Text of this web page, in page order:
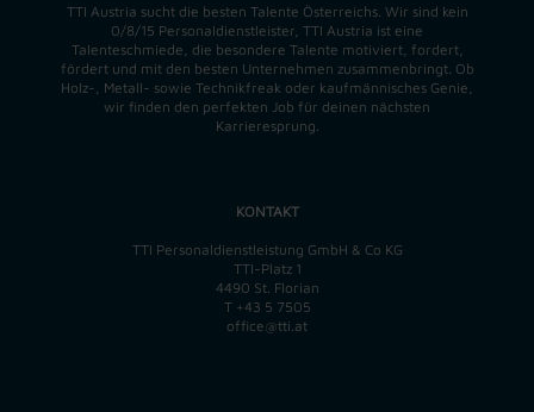
TTI Austria sucht die besten Talente Österreichs. Wir sind kein
0/8/15 Personaldienstleister, TTI Austria ist eine
Talenteschmiede, die besondere Talente motiviert, fordert,
fördert und mit den besten Unternehmen zusammenbringt. Ob
Holz-, Metall- sowie Technikfreak oder kaufmännisches Genie,
wir finden den perfekten Job für deinen nächsten
Karrieresprung.
KONTAKT
TTI Personaldienstleistung GmbH & Co KG
TTI-Platz 1
4490 St. Florian
T +43 5 7505
office@tti.at